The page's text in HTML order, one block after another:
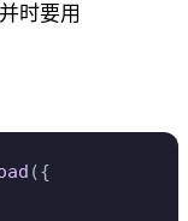
时要用
({